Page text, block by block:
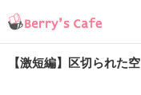
【激短編】区切られた空